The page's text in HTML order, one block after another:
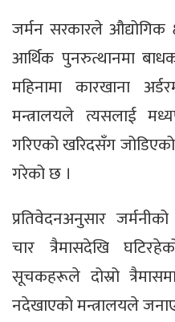
जर्मन सरकारले औद्योगिक
आर्थिक पुनरुत्थानमा
महिनामा कारखाना
मन्त्रालयले त्यसलाई
गरिएको खरिदसँग
गरेको छ ।
प्रतिवेदनअनुसार
चार त्रैमासदेखि
सूचकहरूले दोस्रो
नदेखाएको मन्त्रालयले